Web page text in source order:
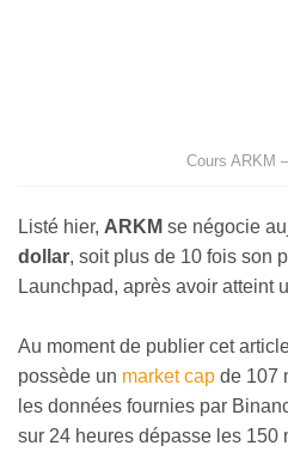
Cours ARKM
Listé hier, ARKM se négocie
dollar, soit plus de 10 fois son
Launchpad, après avoir atteint
Au moment de publier cet
possède un market cap de 107
les données fournies par
sur 24 heures dépasse les 150